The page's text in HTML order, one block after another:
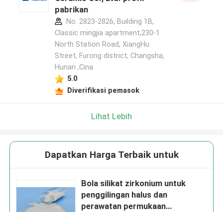
pabrikan
No. 2823-2826, Building 1B,
Classic mingjia apartment,230-1
North Station Road, XiangHu
Street, Furong district, Changsha,
Hunan ,Cina
5.0
Diverifikasi pemasok
Lihat Lebih
Dapatkan Harga Terbaik untuk
Bola silikat zirkonium untuk
penggilingan halus dan
perawatan permukaan